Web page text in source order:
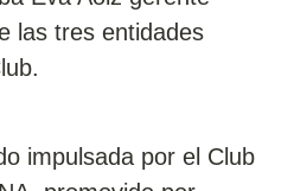
las tres entidades
impulsada por el Club